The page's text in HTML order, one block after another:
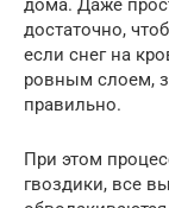
дома. Даже
достаточно,
если снег на
ровным слоем,
правильно.
При этом
гвоздики, все